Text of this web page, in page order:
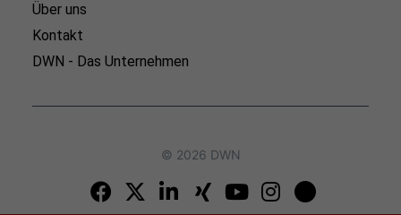
Über uns
Kontakt
DWN - Das Unternehmen
© 2026 DWN